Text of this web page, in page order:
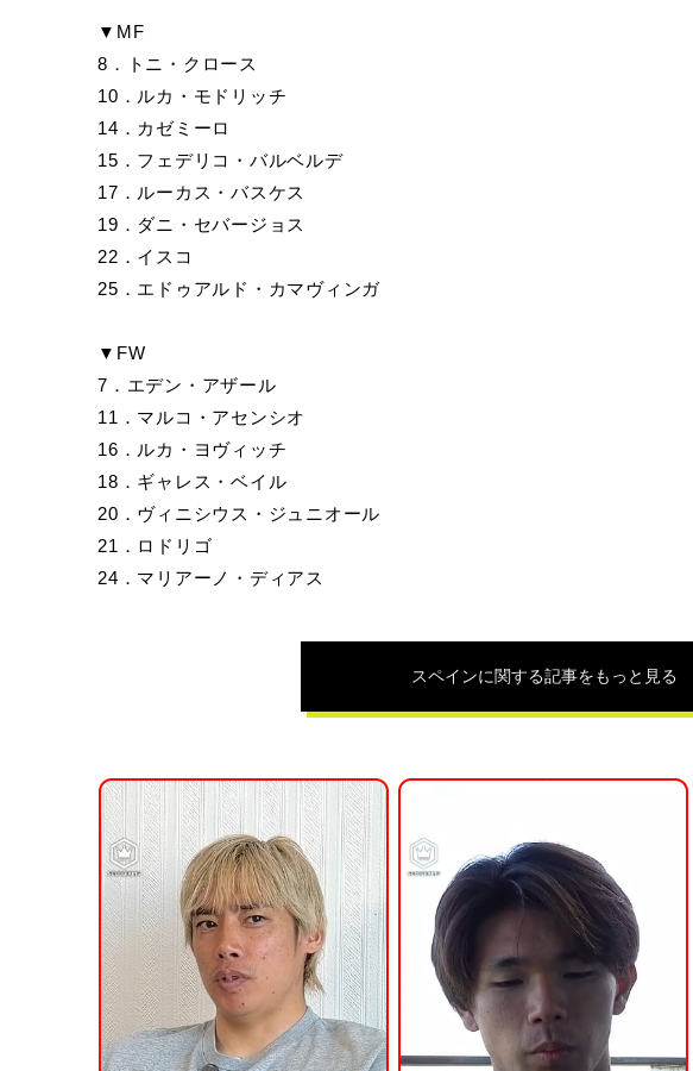
▼MF
8．トニ・クロース
10．ルカ・モドリッチ
14．カゼミーロ
15．フェデリコ・バルベルデ
17．ルーカス・バスケス
19．ダニ・セバージョス
22．イスコ
25．エドゥアルド・カマヴィンガ
▼FW
7．エデン・アザール
11．マルコ・アセンシオ
16．ルカ・ヨヴィッチ
18．ギャレス・ベイル
20．ヴィニシウス・ジュニオール
21．ロドリゴ
24．マリアーノ・ディアス
スペインに関する記事をもっと見る